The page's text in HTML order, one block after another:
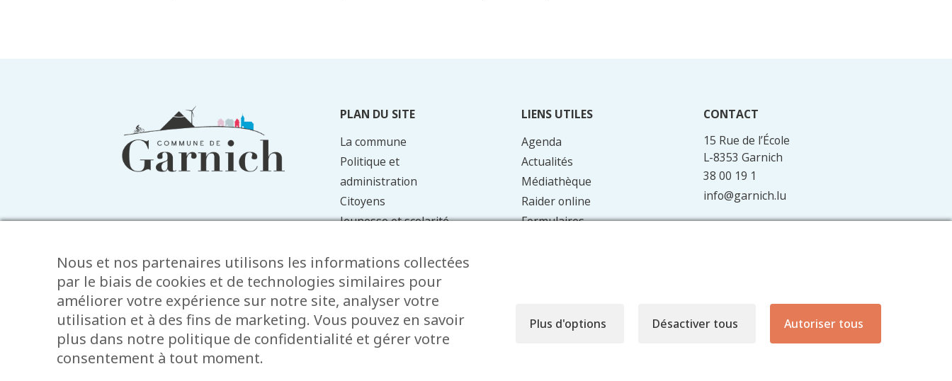
PLAN DU SITE
La commune
Politique et
administration
Citoyens
Jeunesse et scolarité
Energie et
environnement
LIENS UTILES
Agenda
Actualités
Médiathèque
Raider online
Formulaires
CONTACT
15 Rue de l’École
L-8353 Garnich
38 00 19 1
info@garnich.lu
Facebook
Instagram
Mentions
Tous droits de reproduction et de diffusion réservés © 2026 Garnich
Nous et nos partenaires utilisons les informations collectées
par le biais de cookies et de technologies similaires pour
améliorer votre expérience sur notre site, analyser votre
utilisation et à des fins de marketing. Vous pouvez en savoir
plus dans notre politique de confidentialité et gérer votre
consentement à tout moment.
Plus d'options Désactiver tous Autoriser tous